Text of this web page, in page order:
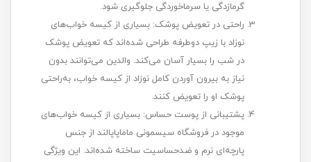
گرمازدگی یا سرماخوردگی جلوگیری شود.
راحتی در تعویض پوشک: بسیاری از کیسه خواب‌های
نوزاد با زیپ دوطرفه طراحی شده‌اند که تعویض پوشک
در شب را بسیار آسان می‌کند. والدین می‌توانند بدون
نیاز به بیرون آوردن کامل نوزاد از کیسه خواب، به‌راحتی
پوشک او را تعویض کنند.
پشتیبانی از پوست حساس: بسیاری از کیسه خواب‌های
موجود در فروشگاه سیسمونی ماماپاپالند از جنس
پارچه‌ای نرم و ضدحساسیت ساخته شده‌اند. این ویژگی